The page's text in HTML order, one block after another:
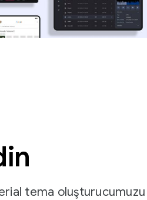
tema oluşturucumuzu